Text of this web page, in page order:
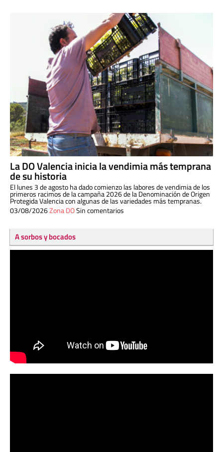
La DO Valencia inicia la vendimia más temprana
de su historia
El lunes 3 de agosto ha dado comienzo las labores de vendimia de los
primeros racimos de la campaña 2026 de la Denominación de Origen
Protegida Valencia con algunas de las variedades más tempranas.
03/08/2026Zona DOSin comentarios
A sorbos y bocados